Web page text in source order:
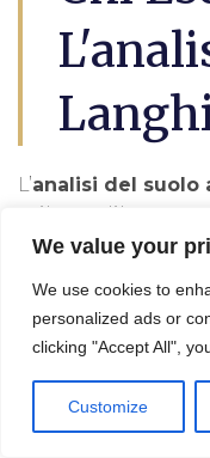
We value your
We use cookies to
personalized ads or
clicking "Accept All",
Customize
L’analisi del suolo
bonifica terreni, in
campioni di suolo
proprietà, come